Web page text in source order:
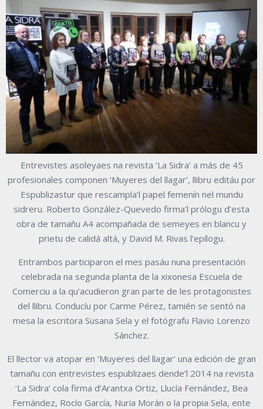
Entrevistes asoleyaes na revista ‘La Sidra’ a más de 45
profesionales componen ‘Muyeres del llagar’, llibru editáu por
Espublizastur que rescampla’l papel femenín nel mundu
sidreru. Roberto González-Quevedo firma’l prólogu d’esta
obra de tamañu A4 acompañada de semeyes en blancu y
prietu de calidá altá, y David M. Rivas l’epílogu.
Entrambos participaron el mes pasáu nuna presentación
celebrada na segunda planta de la xixonesa Escuela de
Comerciu a la qu’acudieron gran parte de les protagonistes
del llibru. Conducíu por Carme Pérez, tamién se sentó na
mesa la escritora Susana Sela y el fotógrafu Flavio Lorenzo
Sánchez.
El llector va atopar en ‘Muyeres del llagar’ una edición de gran
tamañu con entrevistes espublizaes dende’l 2014 na revista
‘La Sidra’ cola firma d’Arantxa Ortiz, Llucía Fernández, Bea
Fernández, Rocío García, Nuria Morán o la propia Sela, ente